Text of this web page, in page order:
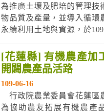
為推廣土壤及肥培的管理技
物品質及產量，並導入循環
永續利用土地與資源，於
至6月19日在農業推廣訓練中
學院進階選修訓練-土壤與農
利用管理實務班，有32位學員
專業課程，表示獲益良多。
劉興榮課長主持開訓，為學
學習...
[花蓮縣] 有機農產加
開闢農產品活路
109-06-16
行政院農業委員會花蓮區
為協助農友拓展有機農產